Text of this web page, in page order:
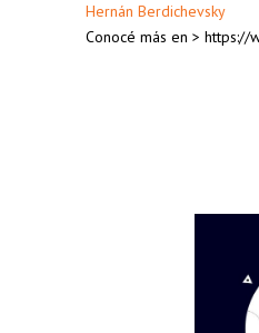
Hernán Berdichevsky
Conocé más en > https://